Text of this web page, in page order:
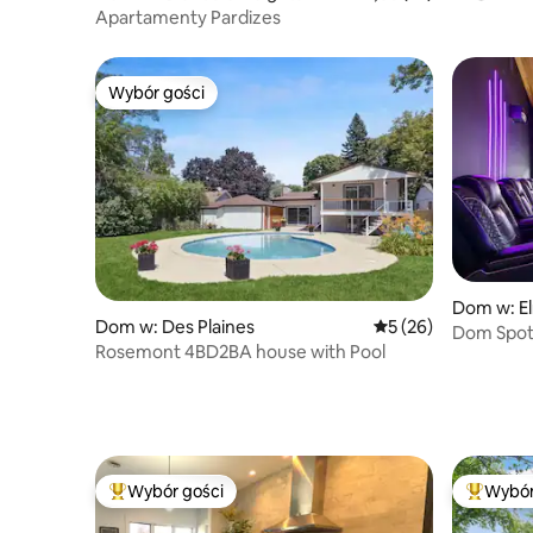
Apartamenty Pardizes
Wybór gości
Wybór gości
Dom w: Des Plaines Średnia ocena: 5
5 (26)
Rosemont 4BD2BA house with Pool
Dom w:
Dom
Najpopularniejsze z kategorii Wybór gości
Wybór gości